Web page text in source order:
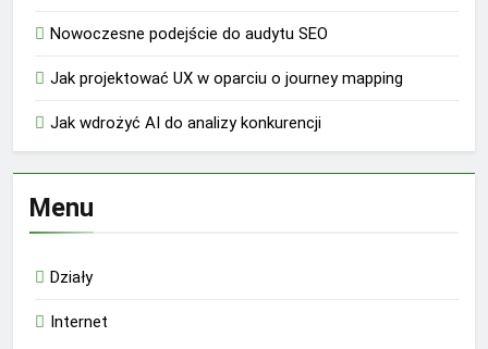
Nowoczesne podejście do audytu SEO
Jak projektować UX w oparciu o journey mapping
Jak wdrożyć AI do analizy konkurencji
Menu
Działy
Internet